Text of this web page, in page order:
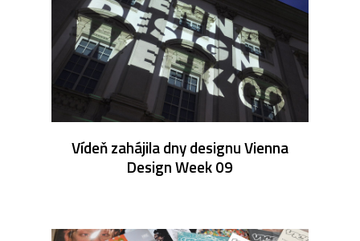
Vídeň zahájila dny designu Vienna
Design Week 09